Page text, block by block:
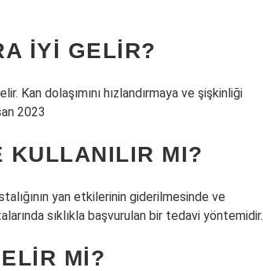
IYI GELIR?
Kan dolaşımını hızlandırmaya ve şişkinliği
2023
KULLANILIR MI?
yan etkilerinin giderilmesinde ve
sıklıkla başvurulan bir tedavi yöntemidir.
MI?